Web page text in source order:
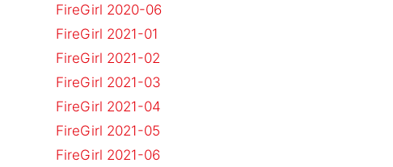
FireGirl 2020-06
FireGirl 2021-01
FireGirl 2021-02
FireGirl 2021-03
FireGirl 2021-04
FireGirl 2021-05
FireGirl 2021-06